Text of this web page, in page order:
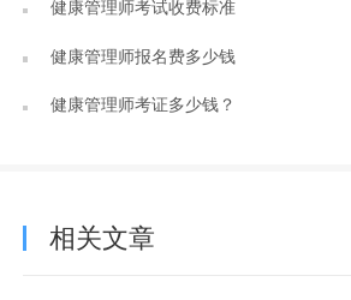
健康管理师考试收费标准
健康管理师报名费多少钱
健康管理师考证多少钱？
相关文章